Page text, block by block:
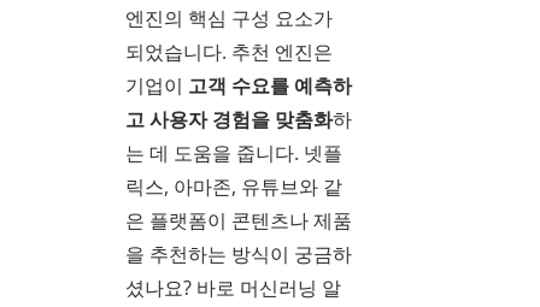
엔진의 핵심 구성 요소가
되었습니다. 추천 엔진은
기업이 고객 수요를 예측하
고 사용자 경험을 맞춤화하
는 데 도움을 줍니다. 넷플
릭스, 아마존, 유튜브와 같
은 플랫폼이 콘텐츠나 제품
을 추천하는 방식이 궁금하
셨나요? 바로 머신러닝 알